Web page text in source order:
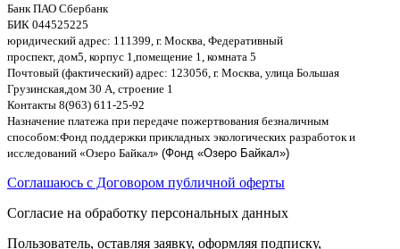
Банк ПАО Сбербанк
БИК 044525225
юридический адрес: 111399, г. Москва Федеративный
проспект, дом5, корпус 1, помещение 1, комната 5
Почтовый (фактический) адрес: 123056, г. Москва улица Большая
Грузинская дом 30 А строение 1
Контакты 8(963) 611-25-92
Назначение платежа при передаче пожертвования безналичным
способом:Фонд поддержки прикладных экологических разработок и
исследований «Озеро Байкал» (Фонд «Озеро Байкал»)
Соглашаюсь с Договором публичной оферты
Согласие на обработку персональных данных
Пользователь, оставляя заявку, оформляя подписку,